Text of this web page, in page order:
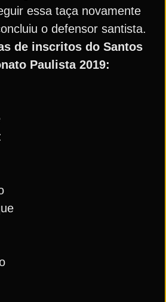
essa taça novamente
o defensor santista.
de inscritos do Santos
Paulista 2019: